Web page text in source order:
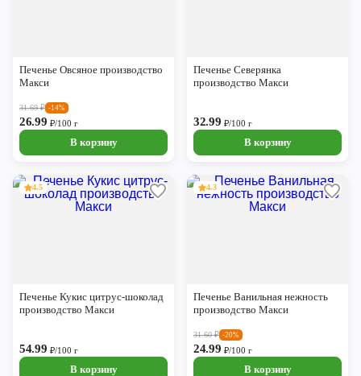
Печенье Овсяное производство
Макси
31.69₽ -14%
26.99₽/100 г
В корзину
Печенье Северянка
производство Макси
32.99₽/100 г
В корзину
4.5
Печенье Кукис цитрус-шоколад
производство Макси
54.99₽/100 г
В корзину
4.3
Печенье Ванильная нежность
производство Макси
31.60₽ -20%
24.99₽/100 г
В корзину